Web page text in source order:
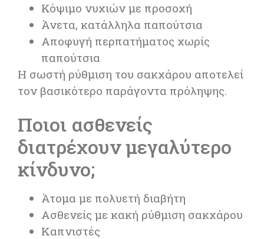
Κόψιμο νυχιών με προσοχή
Άνετα, κατάλληλα παπούτσια
Αποφυγή περπατήματος χωρίς
παπούτσια
Η σωστή ρύθμιση του σακχάρου αποτελεί
τον βασικότερο παράγοντα πρόληψης.
Ποιοι ασθενείς
διατρέχουν μεγαλύτερο
κίνδυνο;
Άτομα με πολυετή διαβήτη
Ασθενείς με κακή ρύθμιση σακχάρου
Καπνιστές